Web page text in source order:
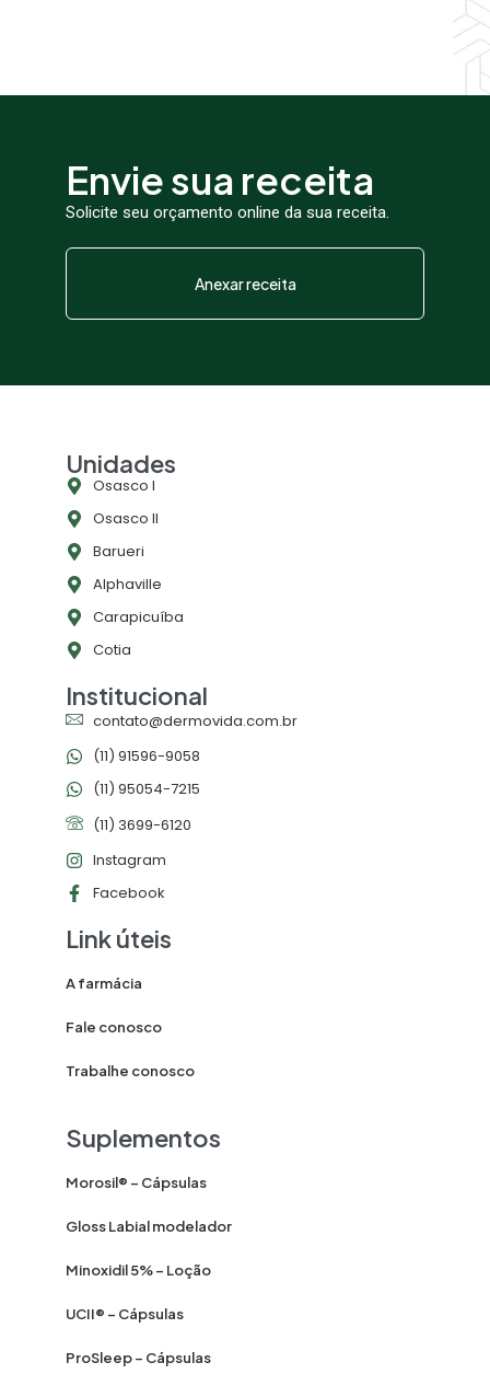
Envie sua receita
Solicite seu orçamento online da sua receita.
Anexar receita
Unidades
Osasco l
Osasco ll
Barueri
Alphaville
Carapicuíba
Cotia
Institucional
contato@dermovida.com.br
(11) 91596-9058
(11) 95054-7215
(11) 3699-6120
Instagram
Facebook
Link úteis
A farmácia
Fale conosco
Trabalhe conosco
Suplementos
Morosil® – Cápsulas
Gloss Labial modelador
Minoxidil 5% – Loção
UCII® – Cápsulas
ProSleep – Cápsulas